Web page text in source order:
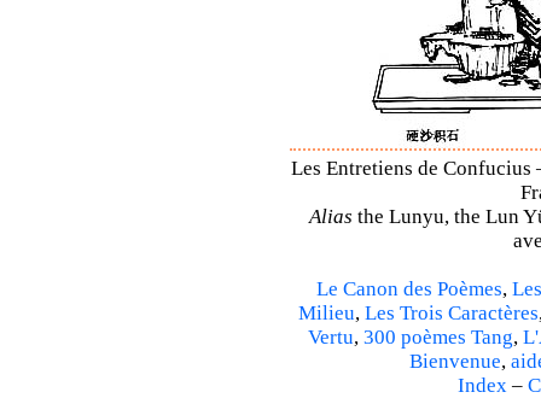
Les Entretiens de
Alias the Lunyu, the Lun
Le Canon des Poèmes,
Milieu, Les Trois Caractères
Vertu, 300 poèmes Tang,
Bienvenue,
Index –